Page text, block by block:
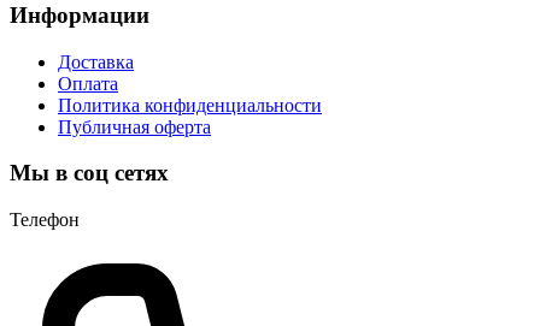
Информации
Доставка
Оплата
Политика конфиденциальности
Публичная оферта
Мы в соц сетях
Телефон